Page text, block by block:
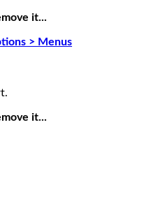
it...
> Menus
it...